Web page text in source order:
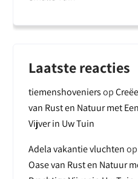
Laatste reacties
tiemenshoveniersop
van Rust en Natuur met
Vijver in Uw Tuin
Adela vakantie vluchtenop
Oase van Rust en Natuur